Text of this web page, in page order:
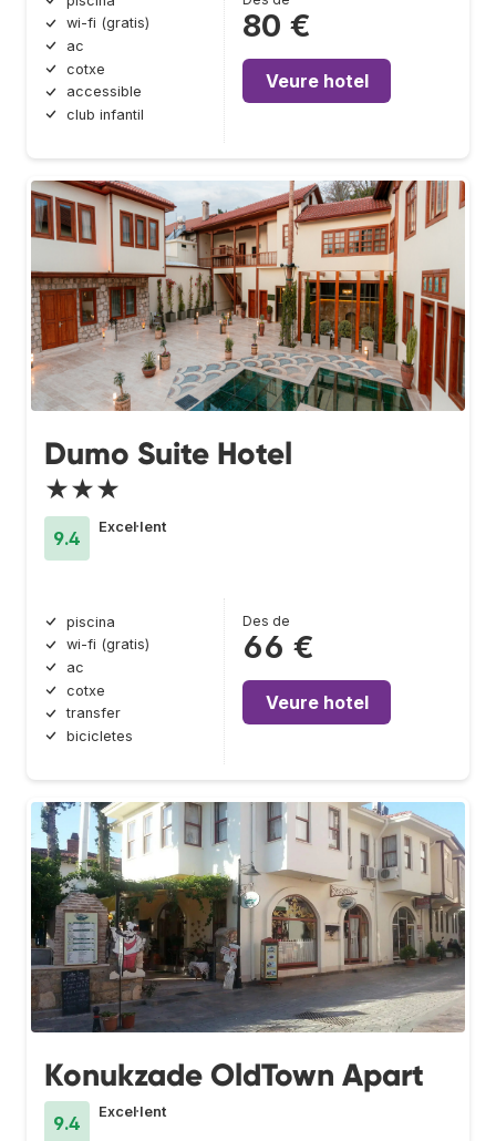
wi-fi (gratis)
ac
cotxe
accessible
club infantil
80 €
Veure hotel
Dumo Suite Hotel
★★★
9.4
Excel·lent
piscina
wi-fi (gratis)
ac
cotxe
transfer
bicicletes
Des de
66 €
Veure hotel
Konukzade OldTown Apart
9.4
Excel·lent